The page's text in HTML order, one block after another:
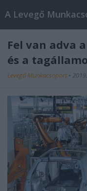
A Levegő
Fel van adva
és a
Levegő Munkacsoport •